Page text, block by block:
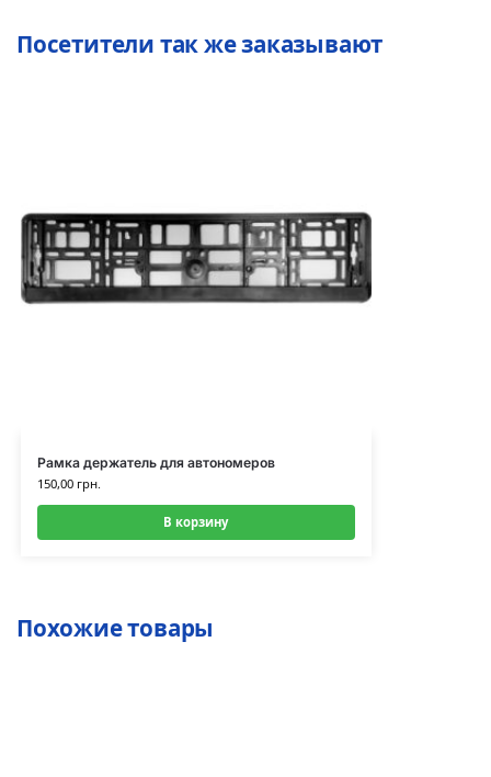
Посетители так же заказывают
Рамка держатель для автономеров
150,00 грн.
В корзину
Похожие товары